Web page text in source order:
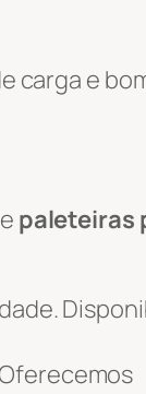
e
paleteiras